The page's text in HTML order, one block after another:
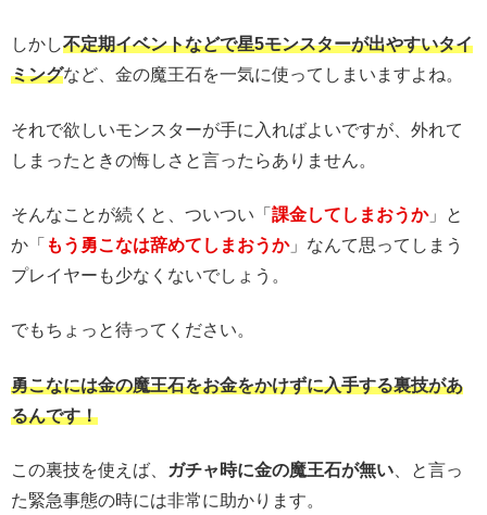
しかし不定期イベントなどで星5モンスターが出やすいタイ
ミングなど、金の魔王石を一気に使ってしまいますよね。
それで欲しいモンスターが手に入ればよいですが、外れて
しまったときの悔しさと言ったらありません。
そんなことが続くと、ついつい「 課金してしまおうか」と
か「 もう勇こなは辞めてしまおうか」なんて思ってしまう
プレイヤーも少なくないでしょう。
でもちょっと待ってください。
勇こなには金の魔王石をお金をかけずに入手する裏技があ
るんです！
この裏技を使えば、 ガチャ時に金の魔王石が無い 、と言っ
た緊急事態の時には非常に助かります。